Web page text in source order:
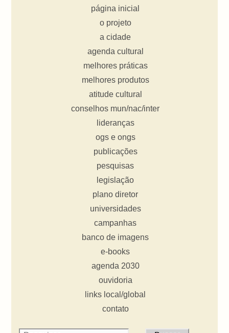
página inicial
o projeto
a cidade
agenda cultural
melhores práticas
melhores produtos
atitude cultural
conselhos mun/nac/inter
lideranças
ogs e ongs
publicações
pesquisas
legislação
plano diretor
universidades
campanhas
banco de imagens
e-books
agenda 2030
ouvidoria
links local/global
contato